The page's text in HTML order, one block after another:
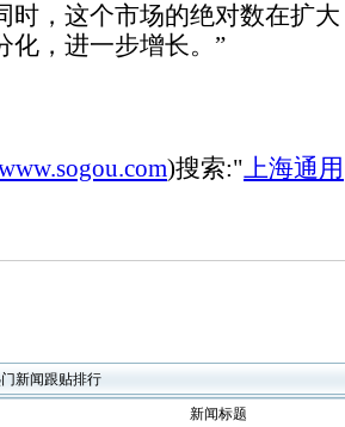
时，这个市场的绝对数在扩
化，进一步增长。”
)搜索:" 上海通用
新闻跟贴排行
新闻标题